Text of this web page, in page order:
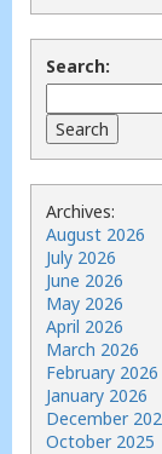
Search:
Archives:
August 2026
July 2026
June 2026
May 2026
April 2026
March 2026
February 2026
January 2026
December
October 2025